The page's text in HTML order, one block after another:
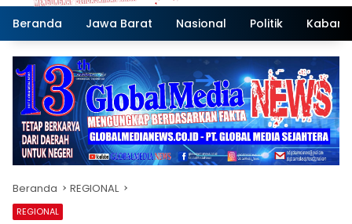
Beranda Jawa Barat Nasional Politik Kabar
Beranda REGIONAL
REGIONAL